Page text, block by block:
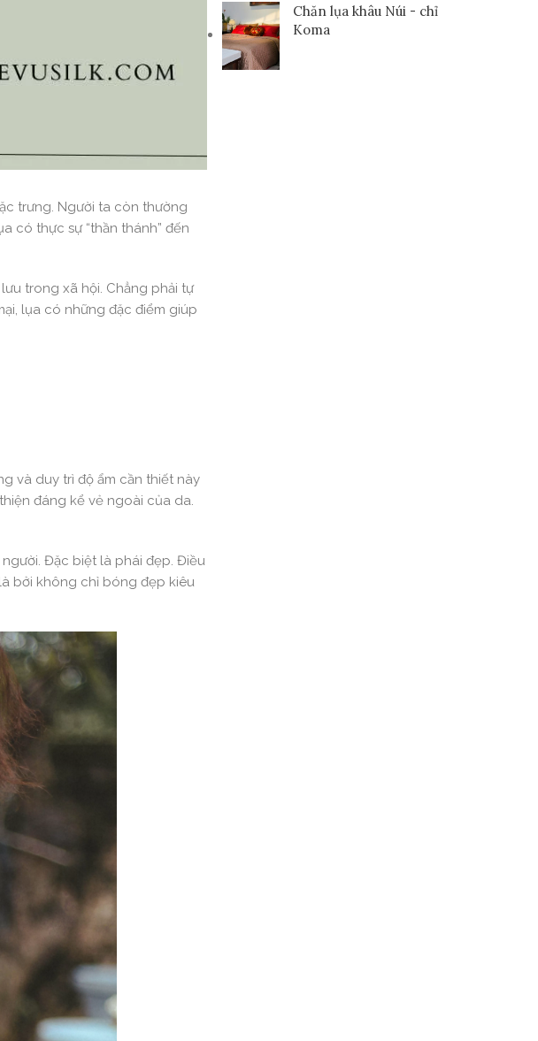
trưng. Người ta còn thường
có thực sự “thần thánh” đến
trong xã hội. Chẳng phải tự
lụa có những đặc điểm giúp
và duy trì độ ẩm cần thiết này
đáng kể vẻ ngoài của da.
Đặc biệt là phái đẹp. Điều
bởi không chỉ bóng đẹp kiêu
Chăn lụa khâu Núi - chỉ
Koma